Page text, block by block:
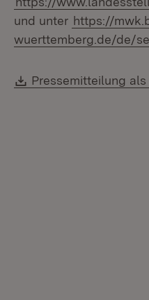
und unter https://
wuerttemberg.de/de/
Download:
Pressemitteilung als